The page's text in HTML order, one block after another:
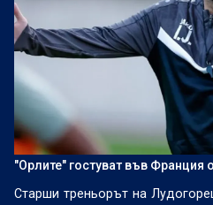
"Орлите" гостуват във Франция
Старши треньорът на